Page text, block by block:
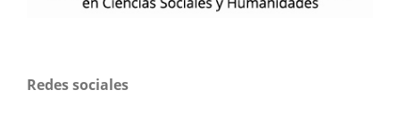
Redes sociales